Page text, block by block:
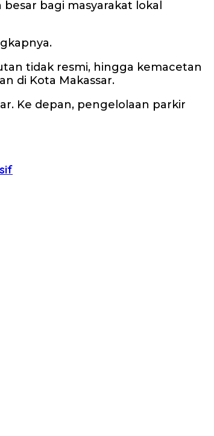
bagi masyarakat lokal
tidak resmi, hingga kemacetan
di Kota Makassar.
Ke depan, pengelolaan parkir